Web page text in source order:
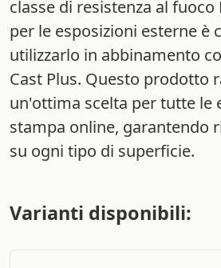
classe di resistenza al fuoco
per le esposizioni esterne è
utilizzarlo in abbinamento
Cast Plus. Questo prodotto
un'ottima scelta per tutte le
stampa online, garantendo
su ogni tipo di superficie.
Varianti disponibili: